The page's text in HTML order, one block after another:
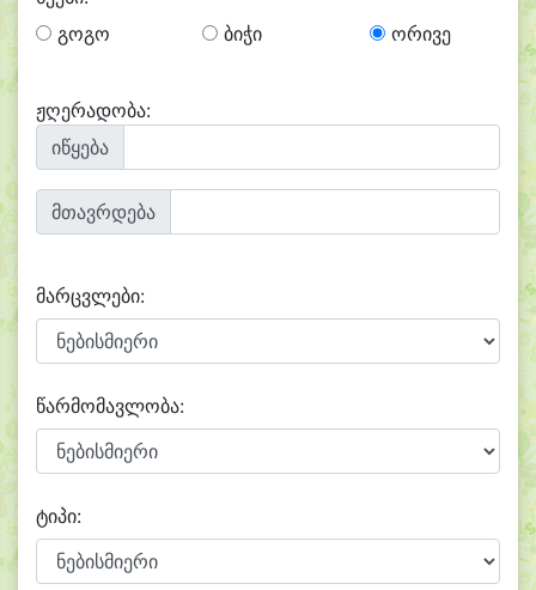
გოგო
ბიჭი ორივე
ჟღერადობა:
იწყება
მთავრდება
მარცვლები:
წარმომავლობა:
ტიპი: